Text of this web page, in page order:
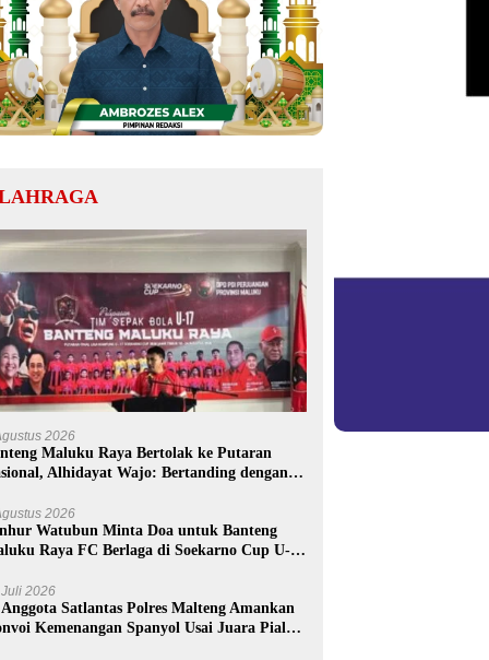
2026
Maluku Raya Bertolak ke Putaran
Alhidayat Wajo: Bertanding dengan
2026
Watubun Minta Doa untuk Banteng
Raya FC Berlaga di Soekarno Cup U-17
2026
Anggota Satlantas Polres Malteng Amankan
Kemenangan Spanyol Usai Juara Piala